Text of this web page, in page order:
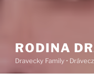
RODINA
Dravecky Family •